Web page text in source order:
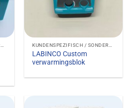
KUNDENSPEZIFISCH / SONDERANFERTIGUNGEN KUNDENSPEZIFISCH / SONDERANFERTIGUNGEN
LABINCO Custom
verwarmingsblok